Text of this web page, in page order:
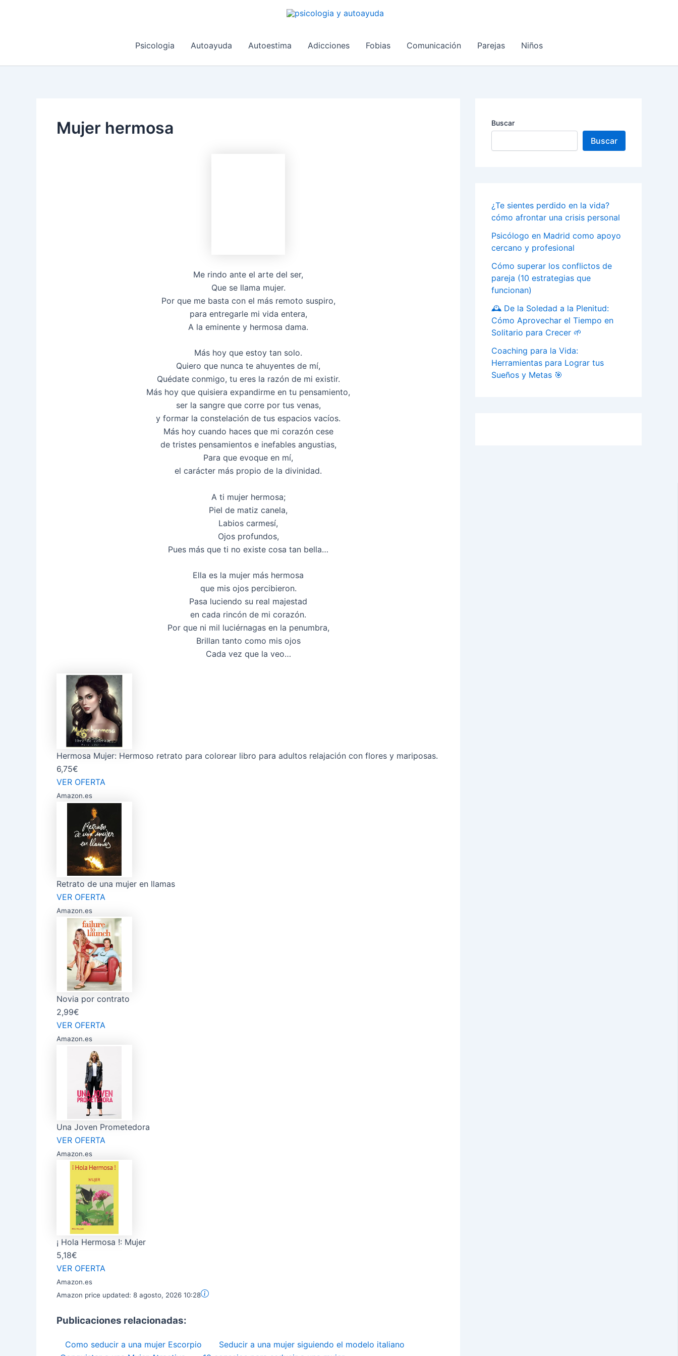
Psicologia
Autoayuda Autoestima Adicciones Fobias Comunicación Parejas Niños
Mujer hermosa
Me rindo ante el arte del ser,
Que se llama mujer.
Por que me basta con el más remoto suspiro,
para entregarle mi vida entera,
A la eminente y hermosa dama.
Más hoy que estoy tan solo.
Quiero que nunca te ahuyentes de mí,
Quédate conmigo, tu eres la razón de mi existir.
Más hoy que quisiera expandirme en tu pensamiento,
ser la sangre que corre por tus venas,
y formar la constelación de tus espacios vacíos.
Más hoy cuando haces que mi corazón cese
de tristes pensamientos e inefables angustias,
Para que evoque en mí,
el carácter más propio de la divinidad.
A ti mujer hermosa;
Piel de matiz canela,
Labios carmesí,
Ojos profundos,
Pues más que ti no existe cosa tan bella…
Ella es la mujer más hermosa
que mis ojos percibieron.
Pasa luciendo su real majestad
en cada rincón de mi corazón.
Por que ni mil luciérnagas en la penumbra,
Brillan tanto como mis ojos
Cada vez que la veo…
Hermosa Mujer: Hermoso retrato para colorear libro para adultos relajación con flores y mariposas.
6,75€
VER OFERTA
Amazon.es
Retrato de una mujer en llamas
VER OFERTA
Amazon.es
Novia por contrato
2,99€
VER OFERTA
Amazon.es
Una Joven Prometedora
VER OFERTA
Amazon.es
¡ Hola Hermosa !: Mujer
5,18€
VER OFERTA
Amazon.es
Amazon price updated: 8 agosto, 2026 10:28
Publicaciones relacionadas:
Como seducir a una mujer Escorpio
Seducir a una mujer siguiendo el modelo italiano
Buscar
Buscar
¿Te sientes perdido en la vida?
cómo afrontar una crisis personal
Psicólogo en Madrid como apoyo
cercano y profesional
Cómo superar los conflictos de
pareja (10 estrategias que
funcionan)
🕰️ De la Soledad a la Plenitud:
Cómo Aprovechar el Tiempo en
Solitario para Crecer 🌱
Coaching para la Vida:
Herramientas para Lograr tus
Sueños y Metas 🎯